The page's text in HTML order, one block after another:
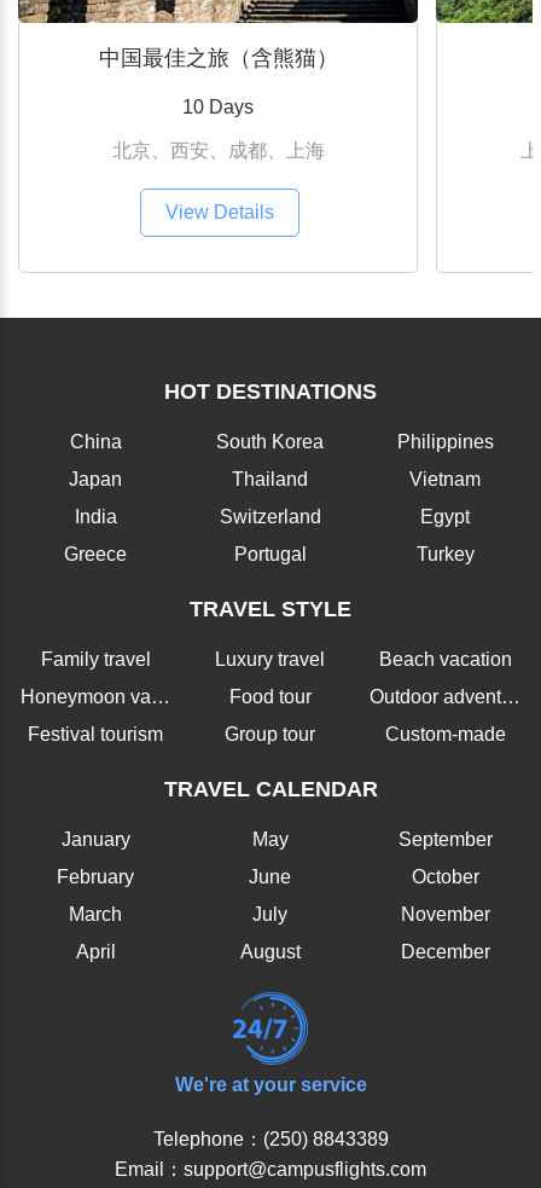
中国最佳之旅（含熊猫）
10 Days
北京、西安、成都、上海
View Details
HOT DESTINATIONS
China
Japan
India
Greece
South Korea
Thailand
Switzerland
Portugal
Philippines
Vietnam
Egypt
Turkey
TRAVEL STYLE
Family travel
Honeymoon vacation
Festival tourism
Luxury travel
Food tour
Group tour
Beach vacation
Outdoor adventure
Custom-made
TRAVEL CALENDAR
January
February
March
April
May
June
July
August
September
October
November
December
We're at your service
Telephone：(250) 8843389
Email：support@campusflights.com